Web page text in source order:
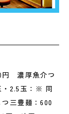
円 濃厚魚介つ
・2.5玉：※ 同
三豊麺：600